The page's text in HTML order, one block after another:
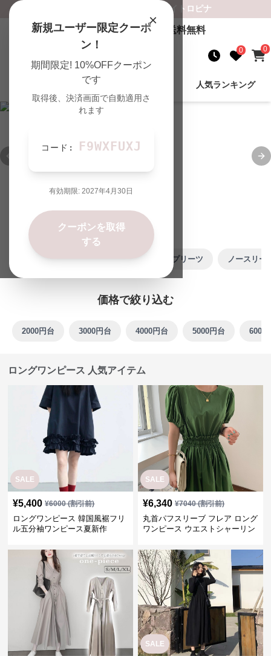
×
新規ユーザー限定クーポ
ン！
期間限定! 10%OFFクーポン
です
取得後、決済画面で自動適用さ
れます
コード: F9WXFUXJ
有効期限: 2027年4月30日
クーポンを取得
する
専門通販サイト ロピナ
5,000円以上のご購入で送料無料
0 0
人気ランキング
Previous slide
ノースリー
2000円台 3000円台 4000円台
ロングワンピース 人気アイテム
5,400 ¥6000 (割引前)
ロングワンピース 韓国風裾フリ
ル五分袖ワンピース夏新作
SALE
¥ 6,340 ¥7040 (割引前)
丸首パフスリーブ フレア ロング
ワンピース ウエストシャーリン
5,600 (税込)
ロングワンピース きれいめマキ
シ丈ワンピース長袖ブイネック
羽織りベージュ
SALE
¥3,600 ¥4500(割引前)
ロングワンピース タートルネッ
ク 上品タートルネックニットロ
ングワンピース